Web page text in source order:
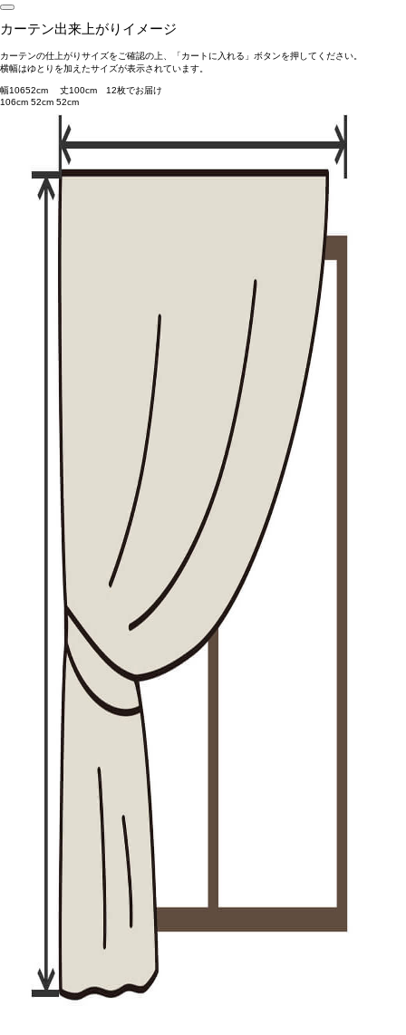
カーテン出来上がりイメージ
カーテンの仕上がりサイズをご確認の上、「カートに入れる」ボタンを押してください。
横幅はゆとりを加えたサイズが表示されています。
幅10652cm 丈100cm 12枚でお届け
106cm 52cm 52cm